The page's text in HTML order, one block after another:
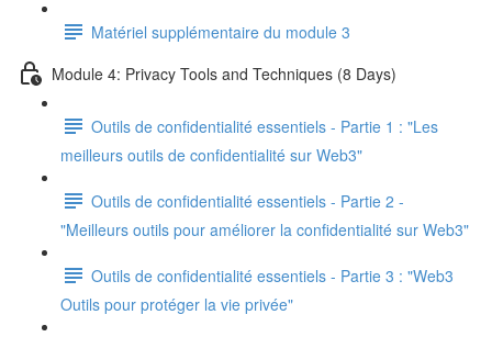
Matériel supplémentaire du module 3
Module 4: Privacy Tools and Techniques (8 Days)
Outils de confidentialité essentiels - Partie 1 : "Les
meilleurs outils de confidentialité sur Web3"
Outils de confidentialité essentiels - Partie 2 -
"Meilleurs outils pour améliorer la confidentialité sur Web3"
Outils de confidentialité essentiels - Partie 3 : "Web3
Outils pour protéger la vie privée"